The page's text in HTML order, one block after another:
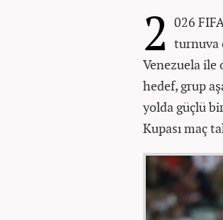
2 026
turnuva
Venezuela ile
hedef, grup
yolda güçlü
Kupası maç